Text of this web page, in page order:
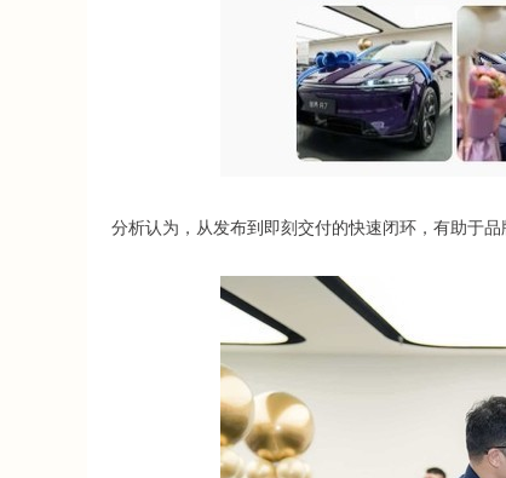
分析认为，从发布到即刻交付的快速闭环，有助于